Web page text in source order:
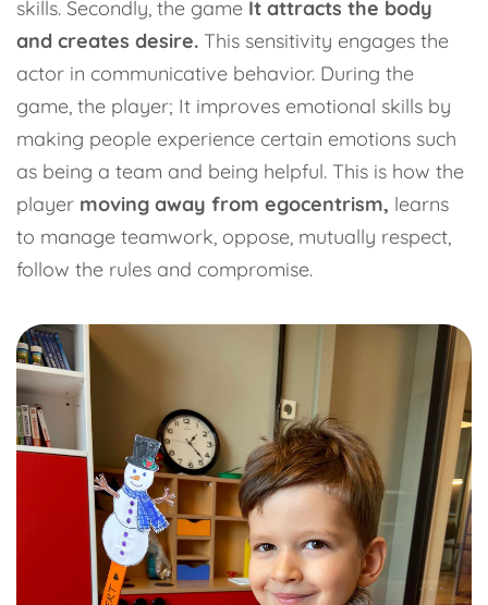
skills. Secondly, the game It attracts the body
and creates desire. This sensitivity engages the
actor in communicative behavior. During the
game, the player; It improves emotional skills by
making people experience certain emotions such
as being a team and being helpful. This is how the
player moving away from egocentrism, learns
to manage teamwork, oppose, mutually respect,
follow the rules and compromise.